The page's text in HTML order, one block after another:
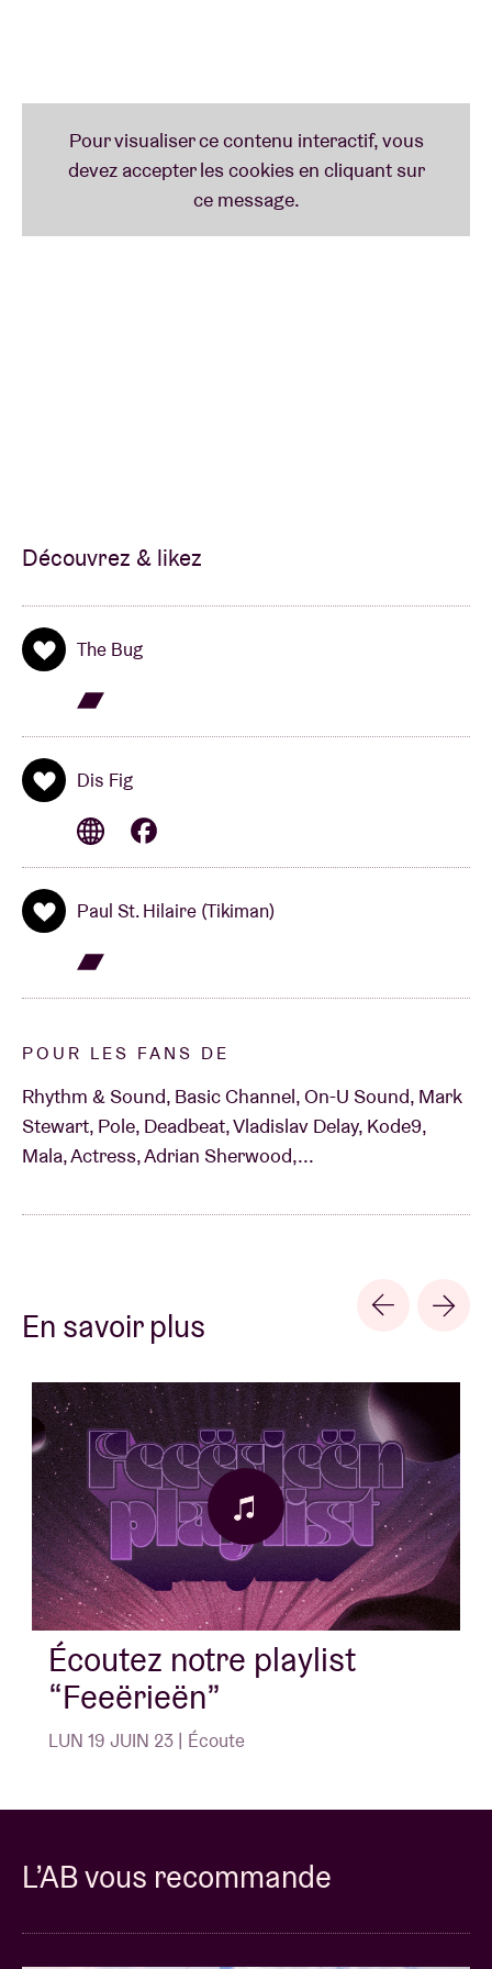
pleinement reconnues.”
Il y a quelque temps, Kevin Martin
sous l’excellente étiquette Hyperdub du maestro
Kode9. Dusted Magazine : “The Bug est une entité
lunatique mais familière, à l’œuvre toujours
impressionnante, aux choix collaboratifs révélateurs,
et Dis Fig rayonne dans ce cadre. Voilà une voix et
une vision qui accrochent.”
SOUNDTRACK BY : 54 SOUND
Dub be good to me ! Un dub délicieux dans l'esprit
de King Tubby sur un système de son auto-construit
Rewind & come again selector !
Découvrez & likez
The Bug
Dis Fig
Paul St. Hilaire (Tikiman)
POUR LES FANS DE
Rhythm & Sound, Basic Channel, On-U Sound, Mark
Stewart, Pole, Deadbeat, Vladislav Delay, Kode9,
Mala, Actress, Adrian Sherwood,...
En savoir plus
Écoutez notre playlist
“Feeërieën”
LUN 19 JUIN 23 | Écoute
L’AB vous recommande